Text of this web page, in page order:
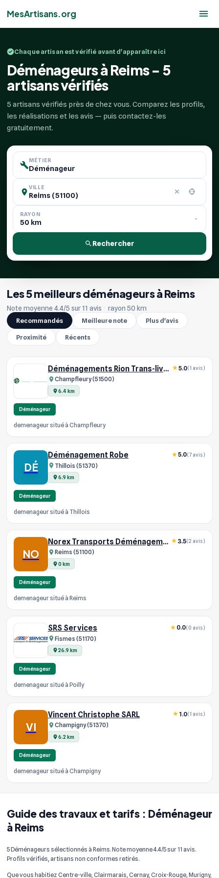
MesArtisans.org
Chaque artisan est vérifié avant d'apparaître ici
Déménageurs à Reims - 5
artisans vérifiés
5 artisans vérifiés près de chez vous. Comparez les profils,
les réalisations et les avis — puis contactez-les
gratuitement.
MÉTIER
VILLE
RAYON
Rechercher
Guide des travaux et tarifs : Déménageur
à Reims
5 Déménageurs sélectionnés à Reims. Note moyenne 4.4/5 sur 11 avis.
Profils vérifiés, artisans non conformes retirés.
Que vous habitiez Centre-ville, Clairmarais, Cernay, Croix-Rouge, Murigny,
Les 5 meilleurs déménageurs à Reims
Note moyenne 4.4/5 sur 11 avis · rayon 50 km
Recommandés
Meilleure note Plus d'avis
Proximité Récents
Déménagements Rion Trans-livraison
Champfleury (51500)
6.4 km
5.0(1 avis)
Déménageur
demenageur situé à Champfleury
DÉ
Déménagement Robe
Thillois (51370)
6.9 km
5.0(7 avis)
Déménageur
demenageur situé à Thillois
NO
Norex Transports Déménagements
Reims (51100)
0 km
3.5(2 avis)
Déménageur
demenageur situé à Reims
SRS Services
Fismes (51170)
26.9 km
0.0(0 avis)
Déménageur
demenageur situé à Poilly
VI
Vincent Christophe SARL
Champigny (51370)
6.2 km
1.0(1 avis)
Déménageur
demenageur situé à Champigny